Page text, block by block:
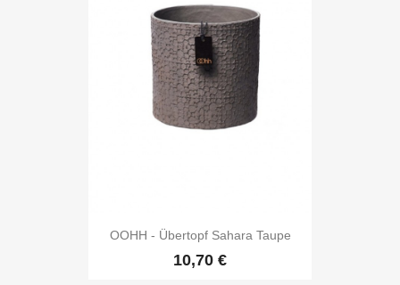
OOHH - Übertopf Sahara Taupe
10,70 €